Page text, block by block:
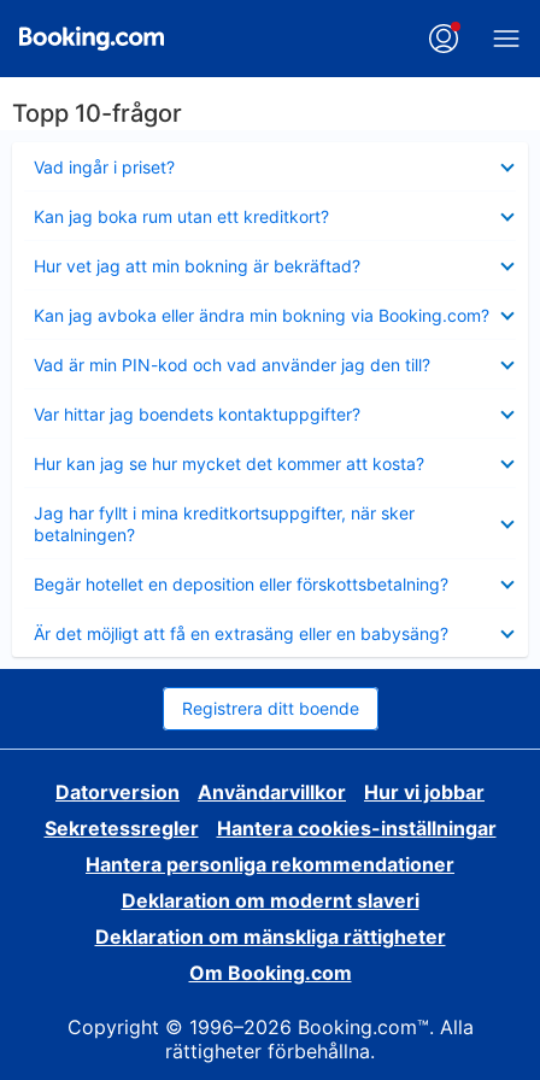
Topp 10-frågor
Vad ingår i priset?
mindre
Kan jag boka rum utan ett kreditkort?
mindre
Hur vet jag att min bokning är bekräftad?
mindre
Kan jag avboka eller ändra min bokning via Booking.com?
mindre
Vad är min PIN-kod och vad använder jag den till?
mindre
Var hittar jag boendets kontaktuppgifter?
mindre
Hur kan jag se hur mycket det kommer att kosta?
mindre
Jag har fyllt i mina kreditkortsuppgifter, när sker
betalningen?
mindre
Begär hotellet en deposition eller förskottsbetalning?
mindre
Är det möjligt att få en extrasäng eller en babysäng?
mindre
Registrera ditt boende
Datorversion Användarvillkor
Hur vi jobbar
Sekretessregler
Hantera cookies-inställningar
Hantera personliga rekommendationer
Deklaration om modernt slaveri
Deklaration om mänskliga rättigheter
Om Booking.com
Copyright © 1996–2026 Booking.com™. Alla
rättigheter förbehållna.